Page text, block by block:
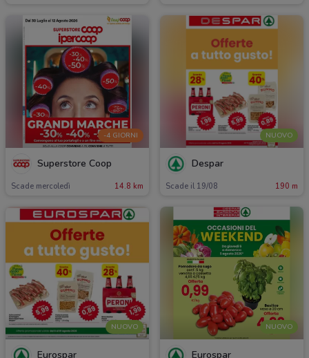
-4 GIORNI
Superstore Coop
Scade mercoledì 14.8 km
NUOVO
Despar
Scade il 19/08 190 m
NUOVO
Eurospar
NUOVO
Eurospar